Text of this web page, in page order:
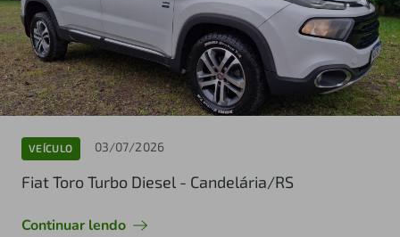
VEÍCULO 03/07/2026
Fiat Toro Turbo Diesel - Candelária/RS
Continuar lendo